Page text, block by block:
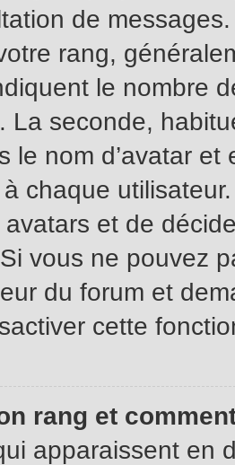
de
rang,
le nombre
La seconde,
le nom d’avatar
chaque
avatars et de
vous ne pouvez
du forum et
cette
rang et
apparaissent en